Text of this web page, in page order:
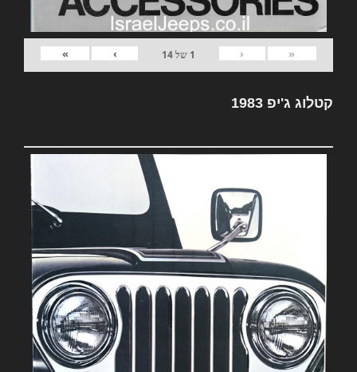
«
‹
1 של14
›
»
קטלוג ג'יפ 1983